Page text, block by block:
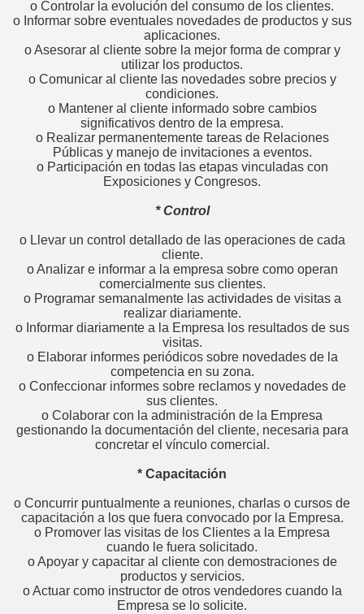
o Controlar la evolución del consumo de los clientes.
o Informar sobre eventuales novedades de productos y sus
aplicaciones.
o Asesorar al cliente sobre la mejor forma de comprar y
utilizar los productos.
o Comunicar al cliente las novedades sobre precios y
condiciones.
o Mantener al cliente informado sobre cambios
significativos dentro de la empresa.
o Realizar permanentemente tareas de Relaciones
Públicas y manejo de invitaciones a eventos.
o Participación en todas las etapas vinculadas con
Exposiciones y Congresos.
* Control
o Llevar un control detallado de las operaciones de cada
cliente.
o Analizar e informar a la empresa sobre como operan
comercialmente sus clientes.
o Programar semanalmente las actividades de visitas a
realizar diariamente.
o Informar diariamente a la Empresa los resultados de sus
visitas.
o Elaborar informes periódicos sobre novedades de la
competencia en su zona.
o Confeccionar informes sobre reclamos y novedades de
sus clientes.
o Colaborar con la administración de la Empresa
gestionando la documentación del cliente, necesaria para
concretar el vínculo comercial.
* Capacitación
o Concurrir puntualmente a reuniones, charlas o cursos de
capacitación a los que fuera convocado por la Empresa.
o Promover las visitas de los Clientes a la Empresa
cuando le fuera solicitado.
o Apoyar y capacitar al cliente con demostraciones de
productos y servicios.
o Actuar como instructor de otros vendedores cuando la
Empresa se lo solicite.
PROFESIONAL
el cliente pide
para un Vendedor
un cliente
claro
VENDEDOR